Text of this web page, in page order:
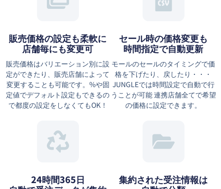
販売価格の設定も柔軟に
店舗毎にも変更可
販売価格はバリエーション別に設
定ができたり、販売店舗によって
変更することも可能です。%や固
定値でデフォルト設定もできるの
で都度の設定をしなくてもOK！
セール時の価格変更も
時間指定で自動更新
モールのセールのタイミングで価
格を下げたり、戻したり・・・
JUNGLEでは時間設定で自動で行
うことが可能 連携店舗全てで希望
の価格に設定できます。
24時間365日
集約された受注情報は